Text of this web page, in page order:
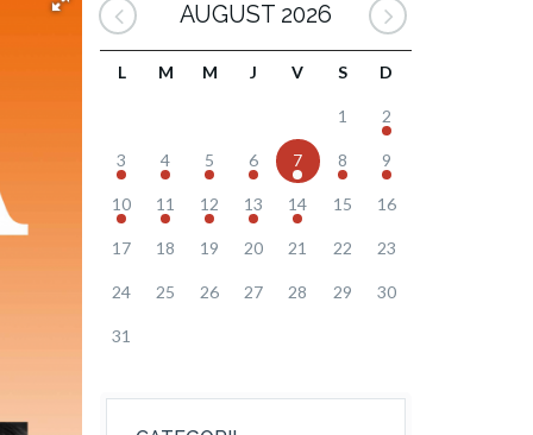
AUGUST 2026
L M M J V S D
1 2
3 4 5 6 7 8 9
10 11 12 13 14 15 16
17 18 19 20 21 22 23
24 25 26 27 28 29 30
31